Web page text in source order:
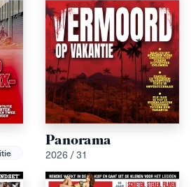
Panorama
2026 / 31